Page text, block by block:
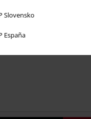
Slovensko
España